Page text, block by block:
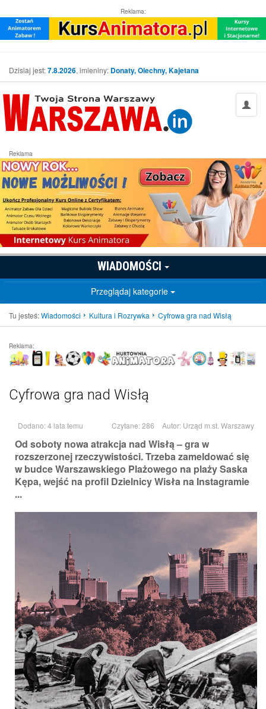
Reklama:
Dzisiaj jest:7.8.2026, imieniny: Donaty, Olechny, Kajetana
Reklama
WIADOMOŚCI
Przeglądaj kategorie
Tu jesteś:Wiadomości Kultura i Rozrywka Cyfrowa gra nad Wisłą
Reklama:
Cyfrowa gra nad Wisłą
Dodano: 4 lata temu Czytane: 286 Autor: Urząd m.st. Warszawy
Od soboty nowa atrakcja nad Wisłą – gra w
rozszerzonej rzeczywistości. Trzeba zameldować się
w budce Warszawskiego Plażowego na plaży Saska
Kępa, wejść na profil Dzielnicy Wisła na Instagramie
...